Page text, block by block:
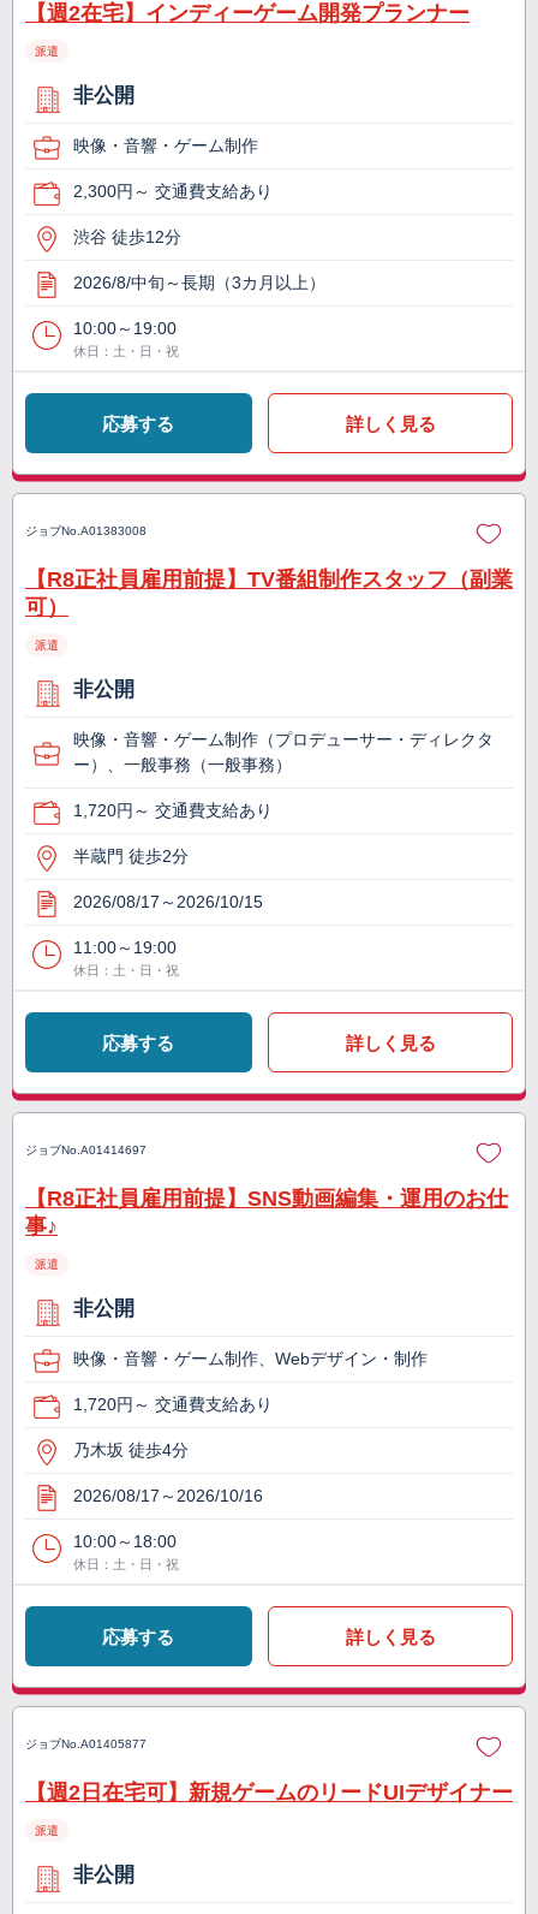
【週2在宅】インディーゲーム開発プランナー
派遣
非公開
映像・音響・ゲーム制作
2,300円～ 交通費支給あり
渋谷 徒歩12分
2026/8/中旬～長期（3カ月以上）
10:00～19:00
休日：土・日・祝
応募する 詳しく見る
ジョブNo. A01383008
【R8正社員雇用前提】TV番組制作スタッフ（副業
可）
派遣
非公開
映像・音響・ゲーム制作（プロデューサー・ディレクタ
ー）、一般事務（一般事務）
1,720円～ 交通費支給あり
半蔵門 徒歩2分
2026/08/17～2026/10/15
11:00～19:00
休日：土・日・祝
応募する 詳しく見る
ジョブNo. A01414697
【R8正社員雇用前提】SNS動画編集・運用のお仕
事♪
派遣
非公開
映像・音響・ゲーム制作、Webデザイン・制作
1,720円～ 交通費支給あり
乃木坂 徒歩4分
2026/08/17～2026/10/16
10:00～18:00
休日：土・日・祝
応募する 詳しく見る
ジョブNo. A01405877
【週2日在宅可】新規ゲームのリードUIデザイナー
派遣
非公開